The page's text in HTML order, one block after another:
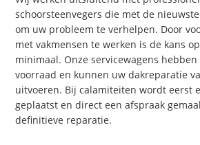
schoorsteenvegers die met de
om uw probleem te verhelpen. Door
met vakmensen te werken is de kans
minimaal. Onze servicewagens
voorraad en kunnen uw dakreparatie
uitvoeren. Bij calamiteiten wordt eerst
geplaatst en direct een afspraak
definitieve reparatie.